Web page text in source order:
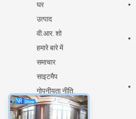
घर
उत्पाद
वी.आर. शो
हमारे बारे में
समाचार
साइटमैप
गोपनीयता नीति